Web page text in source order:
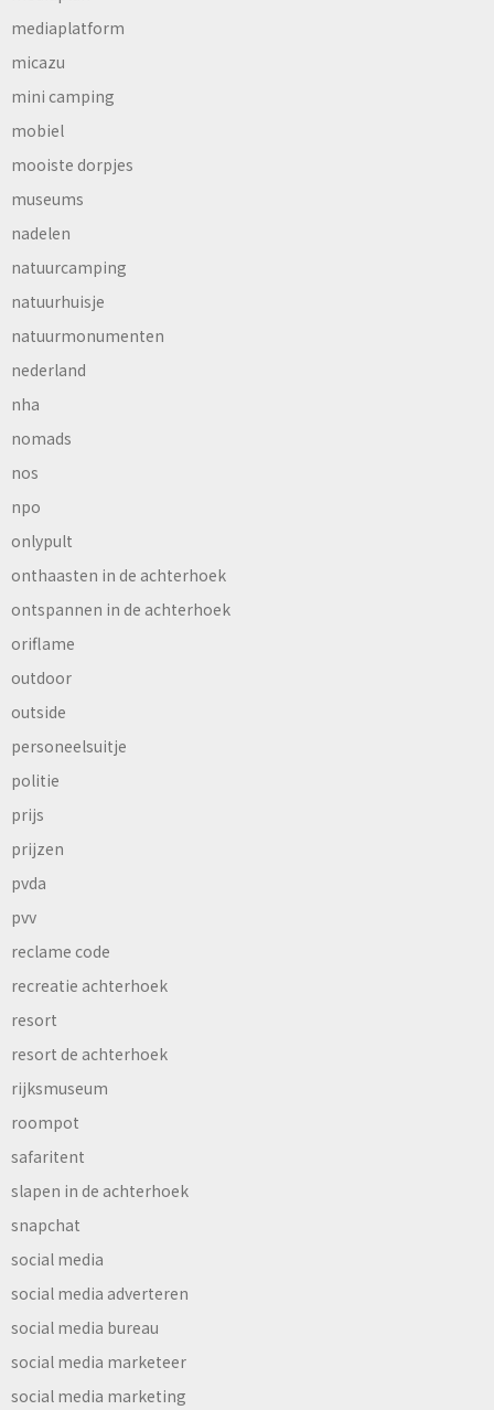
mediaplatform
micazu
mini camping
mobiel
mooiste dorpjes
museums
nadelen
natuurcamping
natuurhuisje
natuurmonumenten
nederland
nha
nomads
nos
npo
onlypult
onthaasten in de achterhoek
ontspannen in de achterhoek
oriflame
outdoor
outside
personeelsuitje
politie
prijs
prijzen
pvda
pvv
reclame code
recreatie achterhoek
resort
resort de achterhoek
rijksmuseum
roompot
safaritent
slapen in de achterhoek
snapchat
social media
social media adverteren
social media bureau
social media marketeer
social media marketing